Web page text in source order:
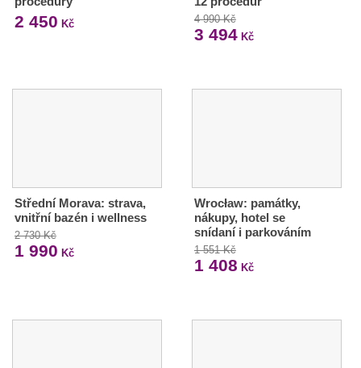
2 450 Kč 4 990 Kč
3 494Kč
Střední Morava: strava,
vnitřní bazén i wellness
2 730 Kč
1 990 Kč
Wrocław: památky,
nákupy, hotel se
snídaní i parkováním
1 551 Kč
1 408 Kč